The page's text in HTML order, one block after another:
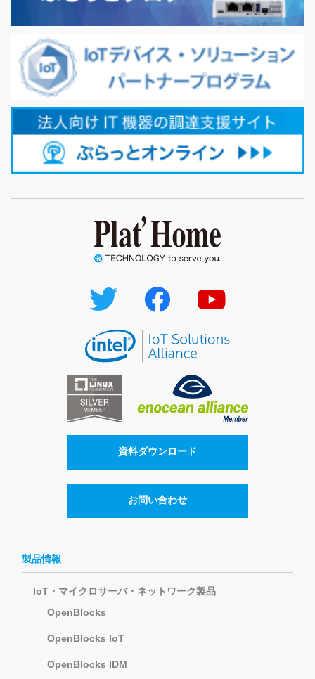
資料ダウンロード
お問い合わせ
製品情報
IoT・マイクロサーバ・ネットワーク製品
OpenBlocks
OpenBlocks IoT
OpenBlocks IDM